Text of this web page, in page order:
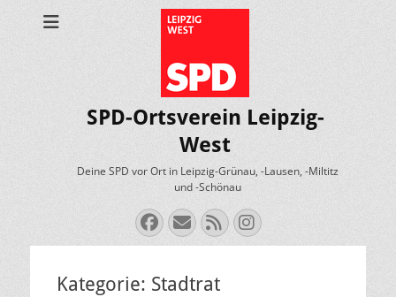
SPD-Ortsverein Leipzig-
West
Deine SPD vor Ort in Leipzig-Grünau, -Lausen, -Miltitz
und -Schönau
Facebook
E-
Mail
FeedInstagram
Kategorie: Stadtrat